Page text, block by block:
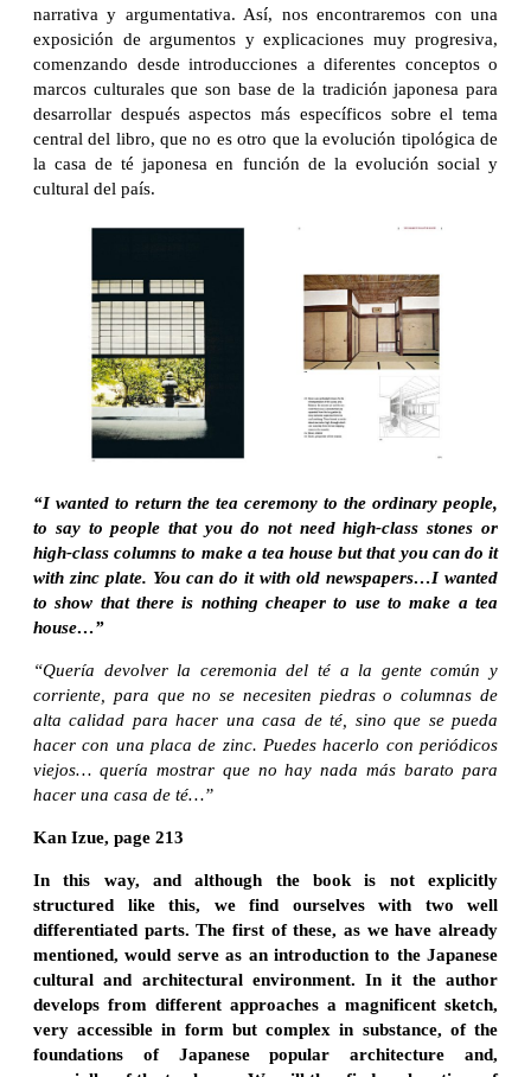
narrativa y argumentativa. Así, nos encontraremos con una
exposición de argumentos y explicaciones muy progresiva,
comenzando desde introducciones a diferentes conceptos o
marcos culturales que son base de la tradición japonesa para
desarrollar después aspectos más específicos sobre el tema
central del libro, que no es otro que la evolución tipológica de
la casa de té japonesa en función de la evolución social y
cultural del país.
“I wanted to return the tea ceremony to the ordinary people,
to say to people that you do not need high-class stones or
high-class columns to make a tea house but that you can do it
with zinc plate. You can do it with old newspapers…I wanted
to show that there is nothing cheaper to use to make a tea
house…”
“Quería devolver la ceremonia del té a la gente común y
corriente, para que no se necesiten piedras o columnas de
alta calidad para hacer una casa de té, sino que se pueda
hacer con una placa de zinc. Puedes hacerlo con periódicos
viejos… quería mostrar que no hay nada más barato para
hacer una casa de té…”
Kan Izue, page 213
In this way, and although the book is not explicitly
structured like this, we find ourselves with two well
differentiated parts. The first of these, as we have already
mentioned, would serve as an introduction to the Japanese
cultural and architectural environment. In it the author
develops from different approaches a magnificent sketch,
very accessible in form but complex in substance, of the
foundations of Japanese popular architecture and,